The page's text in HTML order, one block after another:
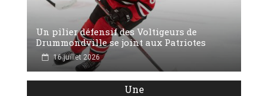
Un pilier défensif des Voltigeurs de
Drummondville se joint aux Patriotes
16 juillet 2026
Une